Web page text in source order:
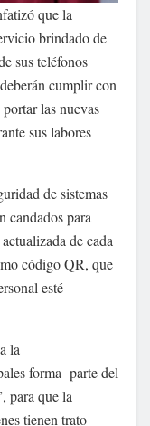
que la
brindado de
sus teléfonos
cumplir con
las nuevas
sus labores
de sistemas
candados para
de cada
código QR, que
esté
la
forma parte del
para que la
tienen trato